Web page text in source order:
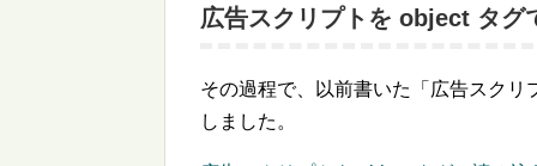
広告スクリプトを object タグ
その過程で、以前書いた「広告スクリ
しました。